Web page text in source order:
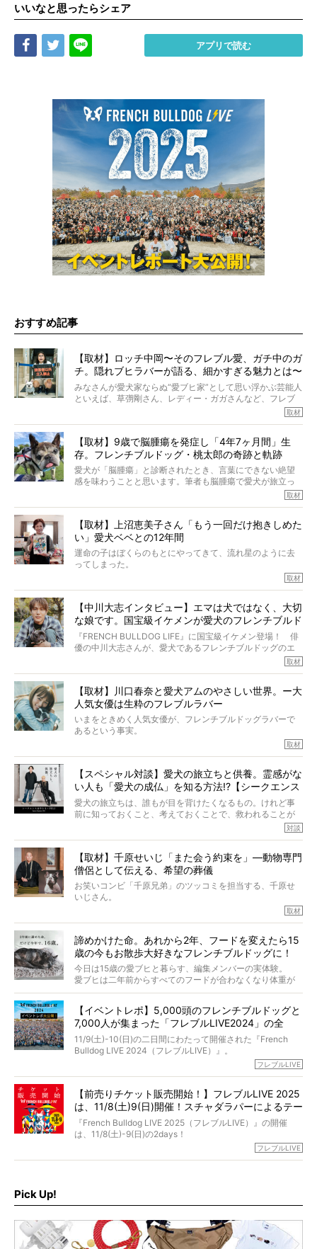
いいなと思ったらシェア
Share Tweet アプリで読む
おすすめ記事
【取材】ロッチ中岡〜そのフレブル愛、ガチ中のガ
チ。隠れブヒラバーが語る、細かすぎる魅力とは〜
【前編】
みなさんが愛犬家ならぬ“愛ブヒ家”として思い浮かぶ芸能人
といえば、草彅剛さん、レディー・ガガさんなど、フレブ
ルを飼っている方が多いと思います。が、ロッチ中岡さん
んのインスタグラムを覗くと、たくさんのフレブルアカウ
ントがフォローされていて、わが『FRENCH BULLDOG
LIFE』モデルのnicoやトーラスも、その中の一頭。
そんな中岡さんに、フレブルの魅力を語っていただきまし
た。そのブヒ愛っぷりは、思ってた以上！ ガチ中のガチ
取材
【取材】9歳で脳腫瘍を発症し「4年7ヶ月間」生
存。フレンチブルドッグ・桃太郎の奇跡と軌跡
愛犬が「脳腫瘍」と診断されたとき、言葉にできない絶望
感を味わうことと思います。筆者も脳腫瘍で愛犬が旅立っ
たひとり。だからこそ、どれほど厄介で困難な病気かを理
ところが、フレンチブルドッグの桃太郎は9歳で脳腫瘍を発
症し、なんと4年7ヶ月間も生き抜いたのです。旅立ったと
きの年齢は13歳と11ヶ月、レジェンド級のレジェンドでし
た。さらには、治療後3年間は一度も発作が起きなかったと
いいます。
この事実はフレンチブルドッグだけでなく、脳腫瘍と闘う
太郎のオーナーである佐藤さんご夫婦に、治療の選択やケ
アについて詳しくお話しをうかがいました。
取材
【取材】上沼恵美子さん「もう一回だけ抱きしめた
い」愛犬ベベとの12年間
運命の子はぼくらのもとにやってきて、流れ星のように去
ってしまった。
り添いたいと思う。
その悲しみをいますぐ解消することはできないが、話をき
いて、泣いたり笑ったりするのもいいだろう。
こんな子だった、こんなにいい子だった、ほんとうに愛し
ていたと。
ぼくらは上沼恵美子さんのご自宅へ伺って、お話をきこう
と思った。
取材
【中川大志インタビュー】エマは犬ではなく、大切
な娘です。国宝級イケメンが愛犬のフレンチブルド
ッグと一緒に登場
『FRENCH BULLDOG LIFE』に国宝級イケメン登場！ 俳
優の中川大志さんが、愛犬であるフレンチブルドッグのエ
マちゃん（2歳の女の子）にメロメロとの情報を聞きつけ、
カエピソードが次から次へと飛び出しました。
取材
【取材】川口春奈と愛犬アムのやさしい世界。ー大
人気女優は生粋のフレブルラバー
いまをときめく人気女優が、フレンチブルドッグラバーで
あるという事実。
とりを目の当たりにするほどに、そのフレンチブルドッグ
愛がわたしたちのそれとまったく同じであることに、なん
だかうれしくなってしまったのでした。
春奈さんとアムちゃんのすてきな暮らしを、BUHI編集長の
小西がいつくしみながら、切り取らせていただきます。
取材
【スペシャル対談】愛犬の旅立ちと供養。霊感がな
い人も「愛犬の成仏」を知る方法!?【シークエンス
はやとも×PELI】
愛犬の旅立ちは、誰もが目を背けたくなるもの。けれど事
前に知っておくこと、考えておくことで、救われることが
力をもつお笑い芸人「シークエンスはやとも」さんに、愛
犬の旅立ちや供養についてインタビュー。
インタビュアー兼対談相手は、大の犬好きで心霊分野の知
識にも長けているPELIさん。
「愛犬が旅立ったあと、ベッドやおもちゃはどうすればい
くれる？」
さらには、霊感がない人でも愛犬が成仏したことを知る方
法まで。
お笑い芸人だからこそ暗くなりすぎない、むしろ心がスッ
と軽くなる。
永久保存版のスペシャル対談です！
対談
【取材】千原せいじ「また会う約束を」―動物専門
僧侶として伝える、希望の葬儀
お笑いコンビ「千原兄弟」のツッコミを担当する、千原せ
いじさん。
た。
僧侶としての名は「靖賢（せいけん）」。
当時54歳という年齢にして、なぜ動物専門僧侶という道を
選んだのか。
また、愛犬の旅立ちとどのように向き合うべきなのか。
た。
取材
諦めかけた命。あれから2年、フードを変えたら15
歳の今もお散歩大好きなフレンチブルドッグに！
今日は15歳の愛ブヒと暮らす、編集メンバーの実体験。
愛ブヒは二年前からすべてのフードが合わなくなり体重が
激減。検査をしても異常はなく「年齢のせいですね…」と言
もう諦めるしかないのかな…そんなとき、我が家に届いたの
が「THE fu-do(ザ・フード)」の試食品でした。
そして「THE fu-do(ザ・フード)」を食べつづけて二年、愛
ブヒは15歳になり、今も元気にお散歩をしています。
今回は、二年前の絶望から今までを包み隠さず、時系列で
【イベントレポ】5,000頭のフレンチブルドッグと
7,000人が集まった「フレブルLIVE2024」の全
貌！
11/9(土)-10(日)の二日間にわたって開催された『French
Bulldog LIVE 2024（フレブルLIVE）』。
今年はのべ5,000頭のフレンチブルドッグと7,000人のフレ
day1の司会はフレブルラバーのロッチさん。day2の音楽フ
ェスには世代ど真ん中のPUFFYが出演するなど、例年以上
に豪華なラインナップ。
北は北海道、南は鹿児島県から。全国のフレンチブルドッ
グが一堂に会した「フレブルLIVE2024」の模様を、詳しく
フレブルLIVE
【前売りチケット販売開始！】フレブルLIVE 2025
は、11/8(土)9(日)開催！スチャダラパーによるテー
マソング制作も決定
『French Bulldog LIVE 2025（フレブルLIVE）』の開催
は、11/8(土)-9(日)の2days！
お得な前売りチケット、いよいよ販売スタートです！
ど、内容盛りだくさんでお送りしていますので、最後まで
お見逃しなく！
フレブルLIVE
Pick Up!